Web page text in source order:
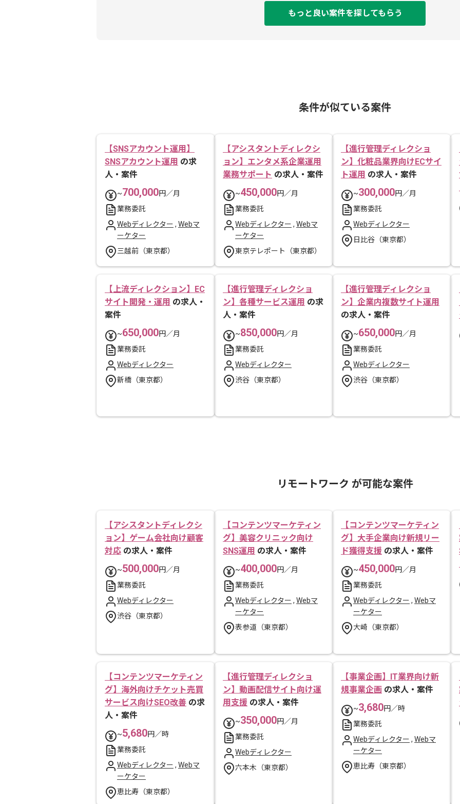
もっと良い案件を探してもらう
条件が似ている案件
【SNSアカウント運用】
SNSアカウント運用 の求
人・案件
~700,000円／月
業務委託
Webディレクター , Webマ
ーケター
三越前（東京都）
【アシスタントディレクシ
ョン】エンタメ系企業運用
業務サポート の求人・案件
~450,000円／月
業務委託
Webディレクター , Webマ
ーケター
東京テレポート（東京都）
【進行管理ディレクショ
ン】化粧品業界向けECサイ
ト運用 の求人・案件
~300,000円／月
業務委託
Webディレクター
日比谷（東京都）
【上流ディレクション】EC
サイト開発・運用 の求人・
案件
~650,000円／月
業務委託
Webディレクター
新橋（東京都）
【進行管理ディレクショ
ン】各種サービス運用 の求
人・案件
~850,000円／月
業務委託
Webディレクター
渋谷（東京都）
【進行管理ディレクショ
ン】企業内複数サイト運用
の求人・案件
~650,000円／月
業務委託
Webディレクター
渋谷（東京都）
リモートワーク が可能な案件
【アシスタントディレクシ
ョン】ゲーム会社向け顧客
対応 の求人・案件
~500,000円／月
業務委託
Webディレクター
渋谷（東京都）
【コンテンツマーケティン
グ】美容クリニック向け
SNS運用 の求人・案件
~400,000円／月
業務委託
Webディレクター , Webマ
ーケター
表参道（東京都）
【コンテンツマーケティン
グ】大手企業向け新規リー
ド獲得支援 の求人・案件
~450,000円／月
業務委託
Webディレクター , Webマ
ーケター
大崎（東京都）
【コンテンツマーケティン
グ】海外向けチケット売買
サービス向けSEO改善 の求
人・案件
~5,680円／時
業務委託
Webディレクター , Webマ
ーケター
恵比寿（東京都）
【進行管理ディレクショ
ン】動画配信サイト向け運
用支援 の求人・案件
~350,000円／月
業務委託
Webディレクター
六本木（東京都）
【事業企画】IT業界向け新
規事業企画 の求人・案件
~3,680円／時
業務委託
Webディレクター , Webマ
ーケター
恵比寿（東京都）